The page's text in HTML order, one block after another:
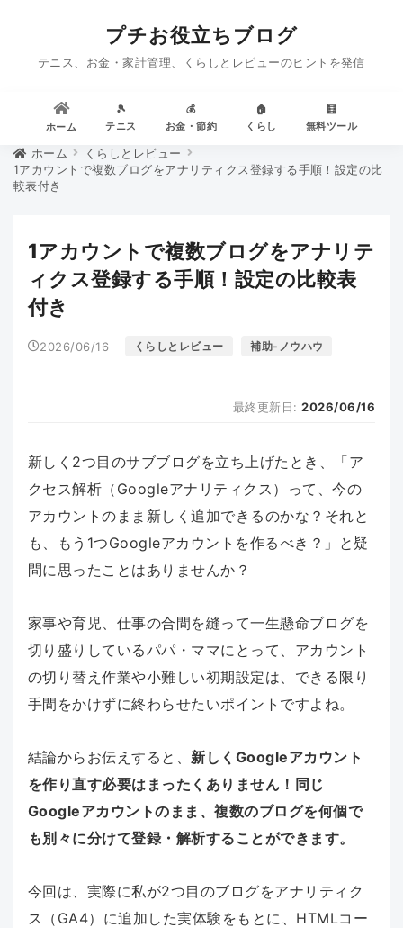
プチお役立ちブログ
テニス、お金・家計管理、くらしとレビューのヒントを発信
ホーム
🎾
テニス
💰
お金・節約
🏠
くらし
🧮
無料ツール
ホーム
くらしとレビュー
1アカウントで複数ブログをアナリティクス登録する手順！設定の比
較表付き
1アカウントで複数ブログをアナリテ
ィクス登録する手順！設定の比較表
付き
2026/06/16 くらしとレビュー 補助-ノウハウ
最終更新日:2026/06/16
新しく2つ目のサブブログを立ち上げたとき、「ア
クセス解析（Googleアナリティクス）って、今の
アカウントのまま新しく追加できるのかな？それと
も、もう1つGoogleアカウントを作るべき？」と疑
問に思ったことはありませんか？
家事や育児、仕事の合間を縫って一生懸命ブログを
切り盛りしているパパ・ママにとって、アカウント
の切り替え作業や小難しい初期設定は、できる限り
手間をかけずに終わらせたいポイントですよね。
結論からお伝えすると、 新しくGoogleアカウント
を作り直す必要はまったくありません！同じ
Googleアカウントのまま、複数のブログを何個で
も別々に分けて登録・解析することができます。
今回は、実際に私が2つ目のブログをアナリティク
ス（GA4）に追加した実体験をもとに、HTMLコー